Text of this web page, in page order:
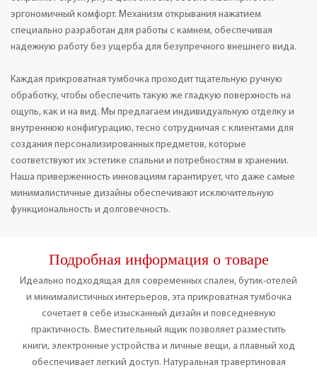
эргономичный комфорт. Механизм открывания нажатием
специально разработан для работы с камнем, обеспечивая
надежную работу без ущерба для безупречного внешнего вида.
Каждая прикроватная тумбочка проходит тщательную ручную
обработку, чтобы обеспечить такую ​​же гладкую поверхность на
ощупь, как и на вид. Мы предлагаем индивидуальную отделку и
внутреннюю конфигурацию, тесно сотрудничая с клиентами для
создания персонализированных предметов, которые
соответствуют их эстетике спальни и потребностям в хранении.
Наша приверженность инновациям гарантирует, что даже самые
минималистичные дизайны обеспечивают исключительную
функциональность и долговечность.
Подробная информация о товаре
Идеально подходящая для современных спален, бутик-отелей
и минималистичных интерьеров, эта прикроватная тумбочка
сочетает в себе изысканный дизайн и повседневную
практичность. Вместительный ящик позволяет разместить
книги, электронные устройства и личные вещи, а плавный ход
обеспечивает легкий доступ. Натуральная травертиновая